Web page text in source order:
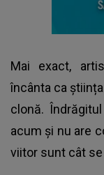
Mai exact,
încânta ca
clonă.
acum și nu are
viitor sunt cât